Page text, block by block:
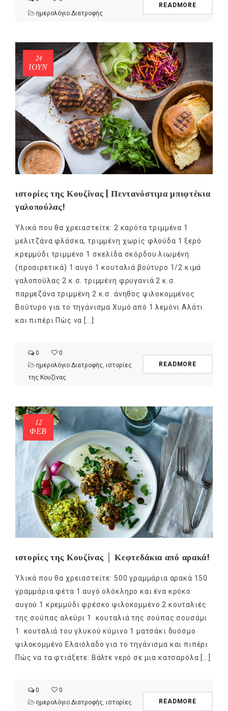
ημερολόγιο Διατροφής
READMORE
24
ΙΟΎΝ
ιστορίες της Κουζίνας | Πεντανόστιμα μπιφτέκια
γαλοπούλας!
Υλικά που θα χρειαστείτε: 2 καρότα τριμμένα 1
μελιτζάνα φλάσκα, τριμμένη χωρίς φλούδα 1 ξερό
κρεμμύδι τριμμένο 1 σκελίδα σκόρδου λιωμένη
(προαιρετικά) 1 αυγό 1 κουταλιά βούτυρο 1/2 κιμά
γαλοπούλας 2 κ.σ. τριμμένη φρυγανιά 2 κ.σ.
παρμεζάνα τριμμένη 2 κ.σ. άνηθος ψιλοκομμένος
Βούτυρο για το τηγάνισμα Χυμό από 1 λεμόνι Αλάτι
και πιπέρι Πώς να […]
0
0
ημερολόγιο Διατροφής ιστορίες
της Κουζίνας
READMORE
12
ΦΕΒ
ιστορίες της Κουζίνας │ Κεφτεδάκια από αρακά!
Υλικά που θα χρειαστείτε: 500 γραμμάρια αρακά 150
γραμμάρια φέτα 1 αυγό ολόκληρο και ένα κρόκο
αυγού 1 κρεμμύδι φρέσκο ψιλοκομμένο 2 κουταλιές
της σούπας αλεύρι 1 κουταλιά της σούπας σουσάμι
1 κουταλιά του γλυκού κύμινο 1 ματσάκι δυόσμο
ψιλοκομμένο Ελαιόλαδο για το τηγάνισμα και πιπέρι
Πώς να τα φτιάξετε: Βάλτε νερό σε μια κατσαρόλα […]
0
0
ημερολόγιο Διατροφής, ιστορίες READMORE